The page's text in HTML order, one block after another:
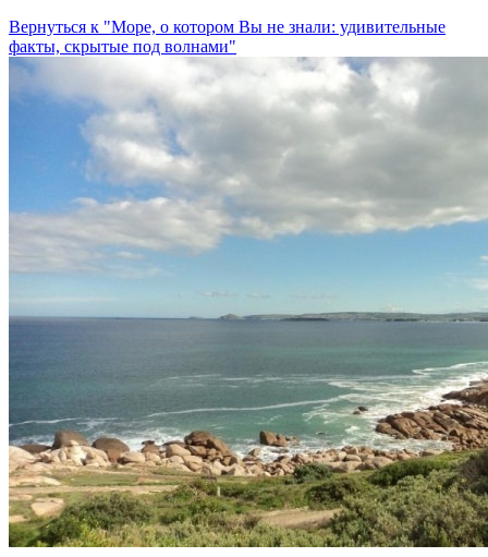
Вернуться к "Море, о котором Вы не знали: удивительные
факты, скрытые под волнами"